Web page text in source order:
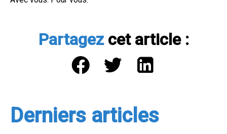
Partagezcet article :
Derniers articles